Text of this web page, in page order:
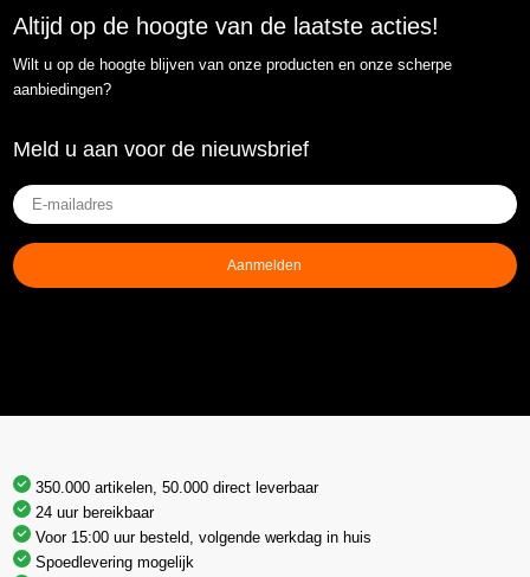
Altijd op de hoogte van de laatste acties!
Wilt u op de hoogte blijven van onze producten en onze scherpe
aanbiedingen?
Meld u aan voor de nieuwsbrief
E-
mailadres(Vereist)
Aanmelden
350.000 artikelen, 50.000 direct leverbaar
24 uur bereikbaar
Voor 15:00 uur besteld, volgende werkdag in huis
Spoedlevering mogelijk